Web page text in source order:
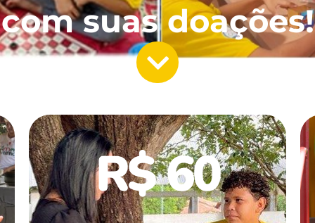
com suas doações!
R$ 60